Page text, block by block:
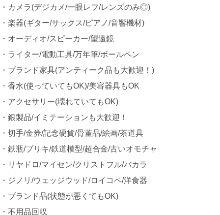
・カメラ(デジカメ/一眼レフ/レンズのみ◎)
・楽器(ギター/サックス/ピアノ/音響機材)
・オーディオ/スピーカー/望遠鏡
・ライター/電動工具/万年筆/ボールペン
・ブランド家具(アンティーク品も大歓迎！)
・香水(使っていてもOK)/美容器具もOK
・アクセサリー(壊れていてもOK)
・銀製品/イミテーションも大歓迎！
・切手/金券/記念硬貨/骨董品/絵画/茶道具
・鉄瓶/ブリキ/鉄道模型/超合金/古いオモチャ
・リヤドロ/マイセン/クリストフル/バカラ
・ジノリ/ウェッジウッド/ロイコペ/洋食器
・ブランド品(状態が悪くてもOK)
・不用品回収